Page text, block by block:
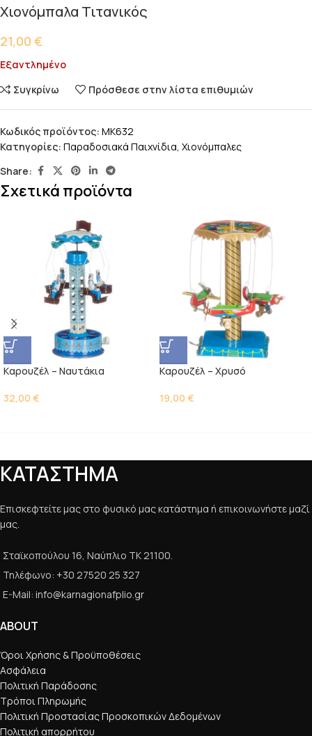
Χιονόμπαλα Τιτανικός
21,00 €
Εξαντλημένο
Συγκρίνω
Πρόσθεσε στην λίστα επιθυμιών
Κωδικός προϊόντος: MK632
Κατηγορίες: Παραδοσιακά Παιχνίδια, Χιονόμπαλες
Share:
Σχετικά προϊόντα
Kαρουζέλ – Ναυτάκια
32,00 €
Kαρουζέλ – Χρυσό
19,00 €
ΚΑΤΑΣΤΗΜΑ
Επισκεφτείτε μας στο φυσικό μας κατάστημα ή επικοινωνήστε μαζί
μας.
Σταϊκοπούλου 16, Ναύπλιο ΤΚ 21100.
Τηλέφωνο: +30 27520 25 327
E-Mail: info@karnagionafplio.gr
ABOUT
Όροι Χρήσης & Προϋποθέσεις
Ασφάλεια
Πολιτική Παράδοσης
Τρόποι Πληρωμής
Πολιτική Προστασίας Προσκοπικών Δεδομένων
Πολιτική απορρήτου